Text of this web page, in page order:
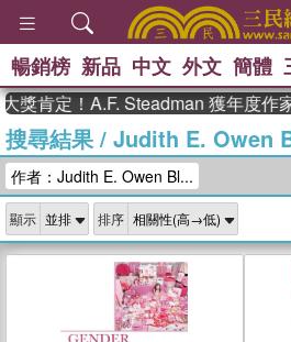
熱搜： 東
、 The
獎 臺灣漫
登輝時代
偉大的迷
暢銷榜 新品 中文 外文 簡體
獎肯定！A.F. Steadman 獲年度作
搜尋結果/ Judith E. Owen
作者：Judith E. Owen Bl...
顯示 排序